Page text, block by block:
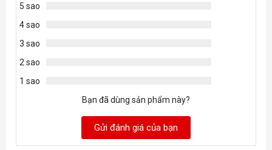
5 sao
4 sao
3 sao
2 sao
1 sao
Bạn đã dùng sản phẩm này?
Gửi đánh giá của bạn